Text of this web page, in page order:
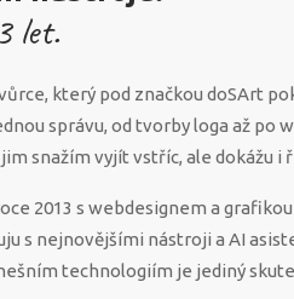
let.
který pod značkou doSArt
správu, od tvorby loga až po
snažím vyjít vstříc, ale dokážu
2013 s webdesignem a
s nejnovějšími nástroji a AI
technologiím je jediný